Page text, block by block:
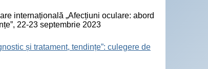
internațională „Afecțiuni oculare: abord
22-23 septembrie 2023
și tratament, tendințe”: culegere de